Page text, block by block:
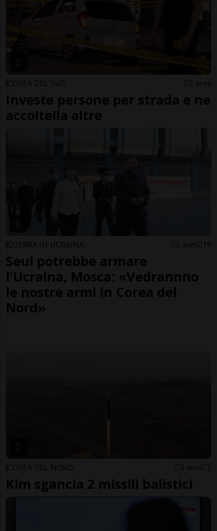
COREA DEL SUD 3 anni
Investe persone per strada e ne
accoltella altre
GUERRA IN UCRAINA 3 anni 19
Seul potrebbe armare
l'Ucraina, Mosca: «Vedrannno
le nostre armi in Corea del
Nord»
COREA DEL NORD 3 anni 3
Kim sgancia 2 missili balistici